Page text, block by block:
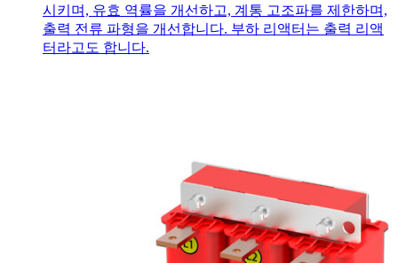
시키며, 유효 역률을 개선하고, 계통 고조파를 제한하며,
출력 전류 파형을 개선합니다. 부하 리액터는 출력 리액
터라고도 합니다.